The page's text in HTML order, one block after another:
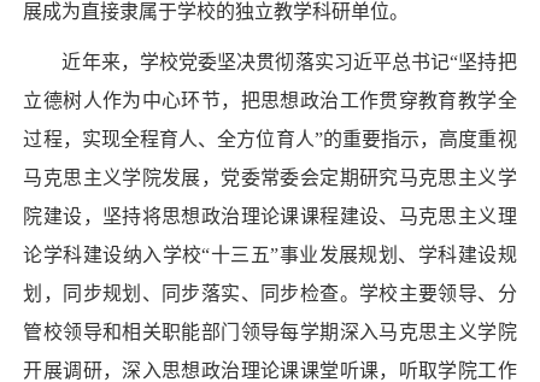
展成为直接隶属于学校的独立教学科研单位。
近年来，学校党委坚决贯彻落实习近平总书记“坚持把
立德树人作为中心环节，把思想政治工作贯穿教育教学全
过程，实现全程育人、全方位育人”的重要指示，高度重视
马克思主义学院发展，党委常委会定期研究马克思主义学
院建设，坚持将思想政治理论课课程建设、马克思主义理
论学科建设纳入学校“十三五”事业发展规划、学科建设规
划，同步规划、同步落实、同步检查。学校主要领导、分
管校领导和相关职能部门领导每学期深入马克思主义学院
开展调研，深入思想政治理论课课堂听课，听取学院工作